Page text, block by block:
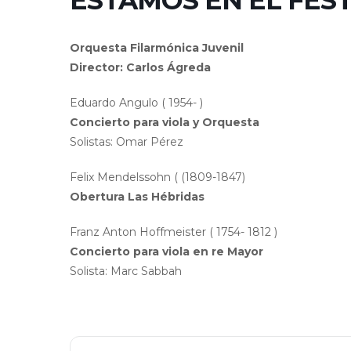
Orquesta Filarmónica Juvenil
Director: Carlos Ágreda
Eduardo Angulo ( 1954- )
Concierto para viola y Orquesta
Solistas: Omar Pérez
Felix Mendelssohn ( (1809-1847)
Obertura Las Hébridas
Franz Anton Hoffmeister ( 1754- 1812 )
Concierto para viola en re Mayor
Solista: Marc Sabbah